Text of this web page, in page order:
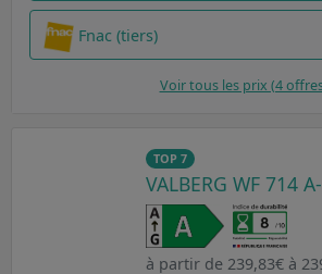
Fnac (tiers)
Voir tous les prix (4
TOP 7
VALBERG WF 714
à partir de 239,83€ à